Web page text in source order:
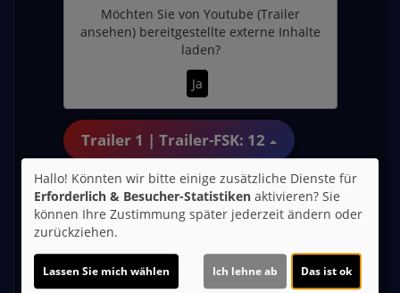
Möchten Sie von Youtube (Trailer
ansehen) bereitgestellte externe Inhalte
laden?
Ja
Trailer 1 | Trailer-FSK: 12
Hallo! Könnten wir bitte einige zusätzliche Dienste für
Erforderlich & Besucher-Statistiken aktivieren? Sie
können Ihre Zustimmung später jederzeit ändern oder
zurückziehen.
Lassen Sie mich wählen Ich lehne ab Das ist ok